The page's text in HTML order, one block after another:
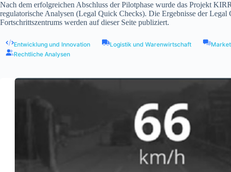
Nach dem erfolgreichen Abschluss der Pilotphase wurde das Projekt
regulatorische Analysen (Legal Quick Checks). Die Ergebnisse der Legal
Fortschrittszentrums werden auf dieser Seite publiziert.
Entwicklung und Innovation Logistik und Warenwirtschaft
Rechtliche Analysen